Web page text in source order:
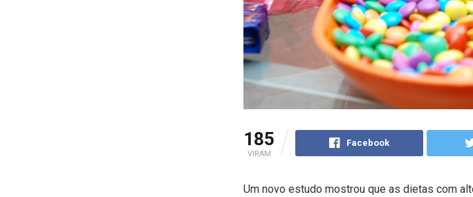
185
VIRAM
Facebook
Um novo estudo mostrou que as dietas com